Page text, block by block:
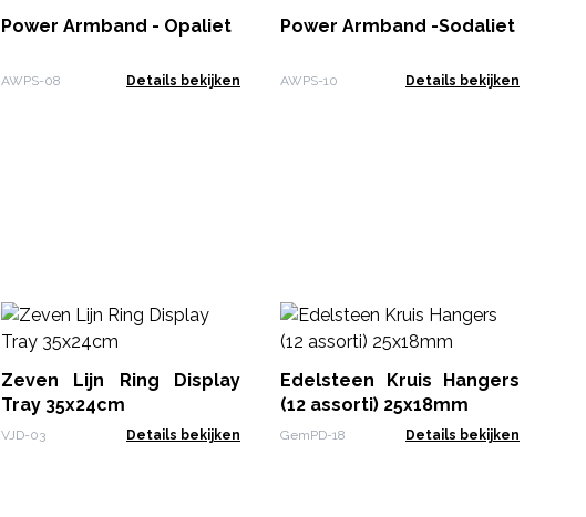
Power Armband - Opaliet
AWPS-08 Details bekijken
Power Armband -Sodaliet
AWPS-10 Details bekijken
Zeven Lijn Ring Display
Tray 35x24cm
VJD-03 Details bekijken
Edelsteen Kruis Hangers
(12 assorti) 25x18mm
GemPD-18 Details bekijken